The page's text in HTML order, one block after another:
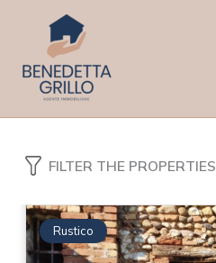
contenuto
FILTER THE PROPERTIES
Rustico